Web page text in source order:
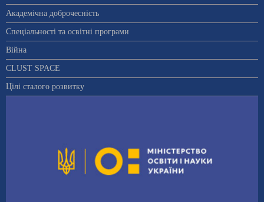
Академічна доброчесність
Спеціальності та освітні програми
Війна
CLUST SPACE
Цілі сталого розвитку